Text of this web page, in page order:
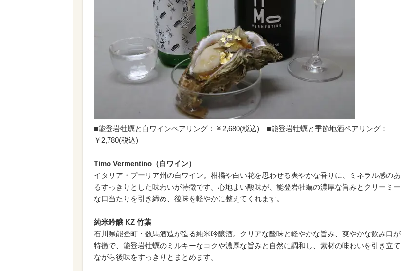
■能登岩牡蠣と白ワインペアリング：￥2,680(税込) ■能登岩牡蠣と季節地酒ペアリング：
￥2,780(税込)
Timo Vermentino（白ワイン）
イタリア・プーリア州の白ワイン。柑橘や白い花を思わせる爽やかな香りに、ミネラル感のあ
るすっきりとした味わいが特徴です。心地よい酸味が、能登岩牡蠣の濃厚な旨みとクリーミー
な口当たりを引き締め、後味を軽やかに整えてくれます。
純米吟醸 KZ 竹葉
石川県能登町・数馬酒造が造る純米吟醸酒。クリアな酸味と軽やかな旨み、爽やかな飲み口が
特徴で、能登岩牡蠣のミルキーなコクや濃厚な旨みと自然に調和し、素材の味わいを引き立て
ながら後味をすっきりとまとめます。